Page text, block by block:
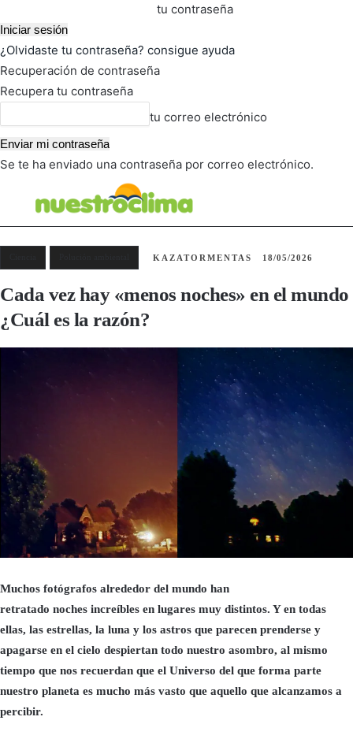
tu contraseña
¿Olvidaste tu contraseña? consigue ayuda
Recuperación de contraseña
Recupera tu contraseña
tu correo electrónico
Se te ha enviado una contraseña por correo electrónico.
KAZATORMENTAS 18/05/2026
Cada vez hay «menos noches» en el mundo
¿Cuál es la razón?
Muchos fotógrafos alrededor del mundo han
retratado noches increíbles en lugares muy distintos. Y en todas
ellas, las estrellas, la luna y los astros que parecen prenderse y
apagarse en el cielo despiertan todo nuestro asombro, al mismo
tiempo que nos recuerdan que el Universo del que forma parte
nuestro planeta es mucho más vasto que aquello que alcanzamos a
percibir.